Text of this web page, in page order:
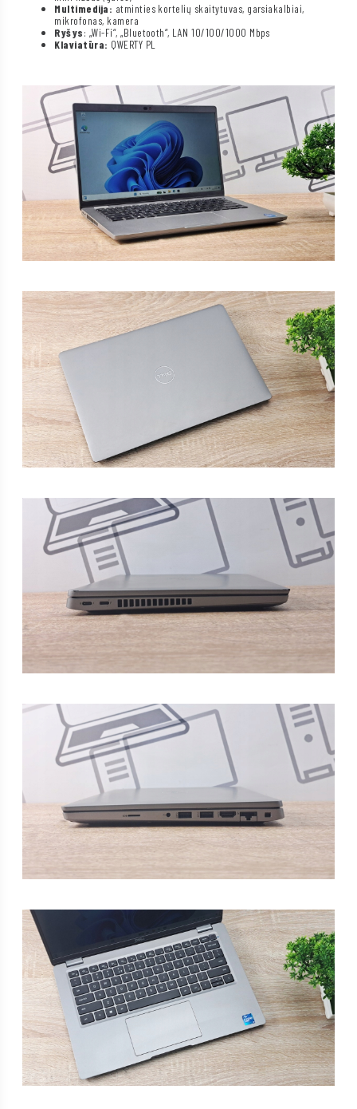
Multimedija: atminties kortelių skaitytuvas, garsiakalbiai,
mikrofonas, kamera
Ryšys: „Wi-Fi“, „Bluetooth“, LAN 10/100/1000 Mbps
Klaviatūra: QWERTY PL